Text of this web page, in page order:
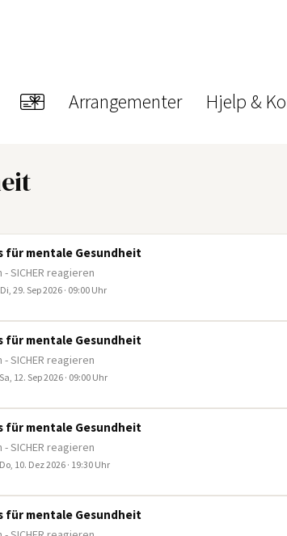
Arrangementer Hjelp &
für mentale Gesundheit
SICHER reagieren
29. Sep 2026 · 09:00 Uhr
für mentale Gesundheit
SICHER reagieren
12. Sep 2026 · 09:00 Uhr
für mentale Gesundheit
SICHER reagieren
10. Dez 2026 · 19:30 Uhr
für mentale Gesundheit